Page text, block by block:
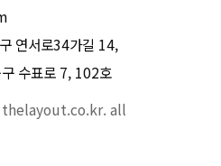
연서로34가길 14,
수표로 7, 102호
all